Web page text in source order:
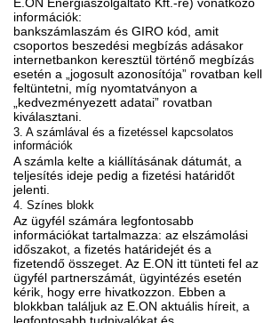
E.ON Energiaszolgáltató Kft.-re) vonatkozó
információk:
bankszámlaszám és GIRO kód, amit
csoportos beszedési megbízás adásakor
internetbankon keresztül történő megbízás
esetén a „jogosult azonosítója” rovatban kell
feltüntetni, míg nyomtatványon a
„kedvezményezett adatai” rovatban
kiválasztani.
3. A számlával és a fizetéssel kapcsolatos
információk
A számla kelte a kiállításának dátumát, a
teljesítés ideje pedig a fizetési határidőt
jelenti.
4. Színes blokk
Az ügyfél számára legfontosabb
információkat tartalmazza: az elszámolási
időszakot, a fizetés határidejét és a
fizetendő összeget. Az E.ON itt tünteti fel az
ügyfél partnerszámát, ügyintézés esetén
kérik, hogy erre hivatkozzon. Ebben a
blokkban találjuk az E.ON aktuális híreit, a